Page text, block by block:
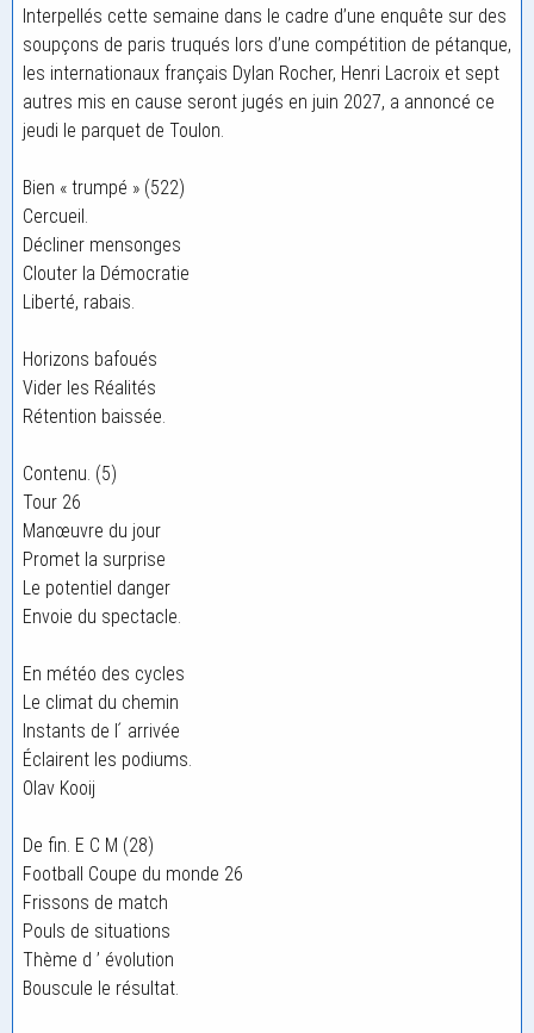
Interpellés cette semaine dans le cadre d’une enquête sur des
soupçons de paris truqués lors d’une compétition de pétanque,
les internationaux français Dylan Rocher, Henri Lacroix et sept
autres mis en cause seront jugés en juin 2027, a annoncé ce
jeudi le parquet de Toulon.
Bien « trumpé » (522)
Cercueil.
Décliner mensonges
Clouter la Démocratie
Liberté, rabais.
Horizons bafoués
Vider les Réalités
Rétention baissée.
Contenu. (5)
Tour 26
Manœuvre du jour
Promet la surprise
Le potentiel danger
Envoie du spectacle.
En météo des cycles
Le climat du chemin
Instants de l ́ arrivée
Éclairent les podiums.
Olav Kooij
De fin. E C M (28)
Football Coupe du monde 26
Frissons de match
Pouls de situations
Thème d ’ évolution
Bouscule le résultat.